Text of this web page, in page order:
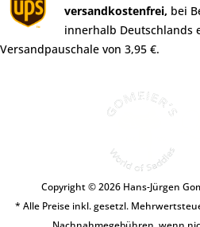
versandkostenfrei, bei
innerhalb Deutschlands
Versandpauschale von 3,95 €.
Copyright © 2026 Hans-Jürgen
* Alle Preise inkl. gesetzl.